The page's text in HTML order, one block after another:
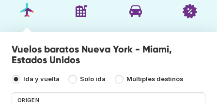
Vuelos baratos Nueva York - Miami,
Estados Unidos
Ida y vuelta Solo ida Múltiples destinos
ORIGEN